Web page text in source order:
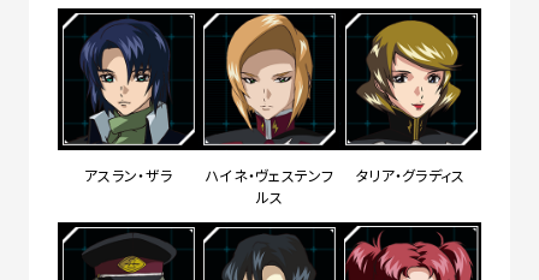
アスラン・ザラ
ハイネ・ヴェステンフ
ルス
タリア・グラディス